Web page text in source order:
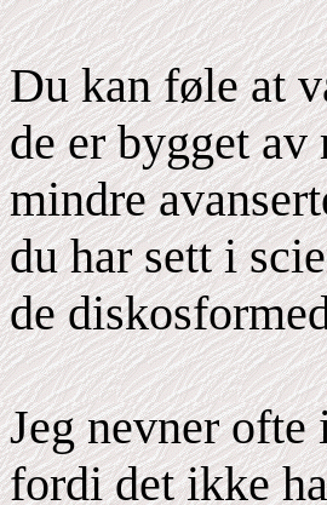
Du kan føle at
de er bygget
mindre
du har sett i
de
Jeg nevner
fordi det ikke